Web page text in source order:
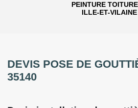
PEINTURE
ILLE-ET-VILAINE
DEVIS POSE DE
35140